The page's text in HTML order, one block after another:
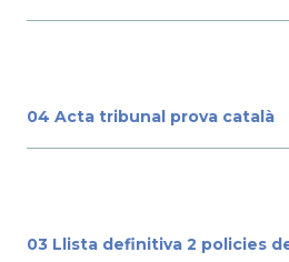
04 Acta tribunal prova català
03 Llista definitiva 2 policies